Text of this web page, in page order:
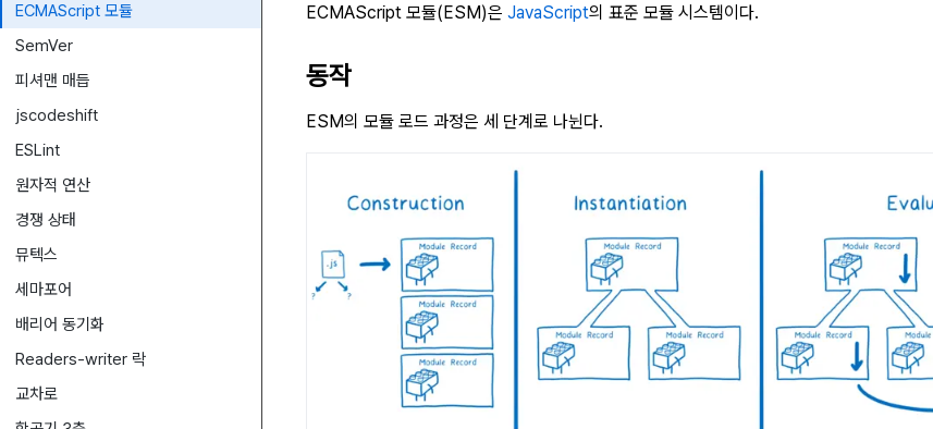
ECMAScript 모듈
SemVer
피셔맨 매듭
jscodeshift
ESLint
원자적 연산
경쟁 상태
뮤텍스
세마포어
배리어 동기화
Readers-writer 락
교차로
ECMAScript 모듈(ESM)은 JavaScript의 표준 모듈 시스템이다.
동작
ESM의 모듈 로드 과정은 세 단계로 나뉜다.